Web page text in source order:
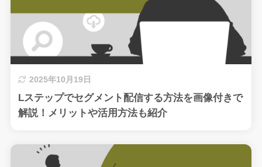
2025年10月19日
Lステップでセグメント配信する方法を画像付きで
解説！メリットや活用方法も紹介